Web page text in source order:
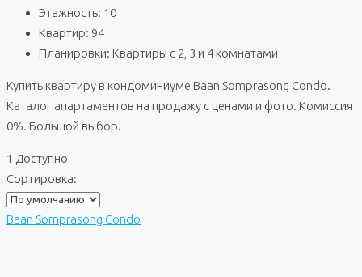
Этажность: 10
Квартир: 94
Планировки: Квартиры с 2, 3 и 4 комнатами
Купить квартиру в кондоминиуме Baan Somprasong Condo.
Каталог апартаментов на продажу с ценами и фото. Комиссия
0%. Большой выбор.
1 Доступно
Сортировка:
Baan Somprasong Condo